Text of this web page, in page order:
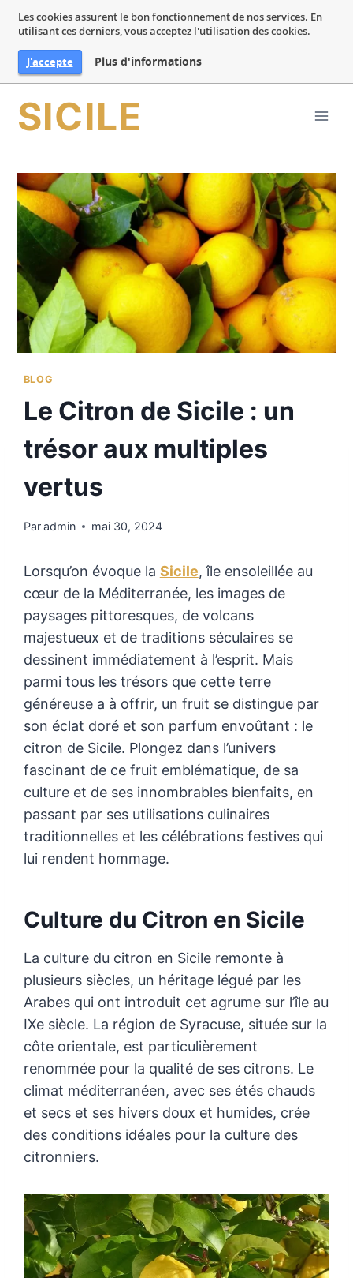
Les cookies assurent le bon fonctionnement de nos services. En
utilisant ces derniers, vous acceptez l'utilisation des cookies.
J'accepte Plus d'informations
SICILE
BLOG
Le Citron de Sicile : un
trésor aux multiples
vertus
Paradmin mai 30, 2024
Lorsqu’on évoque la Sicile, île ensoleillée au
cœur de la Méditerranée, les images de
paysages pittoresques, de volcans
majestueux et de traditions séculaires se
dessinent immédiatement à l’esprit. Mais
parmi tous les trésors que cette terre
généreuse a à offrir, un fruit se distingue par
son éclat doré et son parfum envoûtant : le
citron de Sicile. Plongez dans l’univers
fascinant de ce fruit emblématique, de sa
culture et de ses innombrables bienfaits, en
passant par ses utilisations culinaires
traditionnelles et les célébrations festives qui
lui rendent hommage.
Culture du Citron en Sicile
La culture du citron en Sicile remonte à
plusieurs siècles, un héritage légué par les
Arabes qui ont introduit cet agrume sur l’île au
IXe siècle. La région de Syracuse, située sur la
côte orientale, est particulièrement
renommée pour la qualité de ses citrons. Le
climat méditerranéen, avec ses étés chauds
et secs et ses hivers doux et humides, crée
des conditions idéales pour la culture des
citronniers.